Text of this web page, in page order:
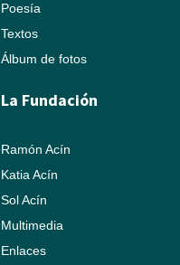
Poesía
Textos
Álbum de fotos
La Fundación
Ramón Acín
Katia Acín
Sol Acín
Multimedia
Enlaces